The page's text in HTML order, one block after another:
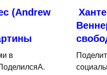
(Andrew
в